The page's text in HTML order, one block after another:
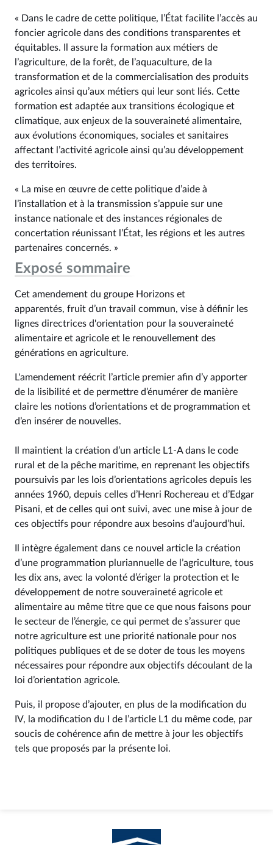
« Dans le cadre de cette politique, l’État facilite l’accès au
foncier agricole dans des conditions transparentes et
équitables. Il assure la formation aux métiers de
l’agriculture, de la forêt, de l’aquaculture, de la
transformation et de la commercialisation des produits
agricoles ainsi qu’aux métiers qui leur sont liés. Cette
formation est adaptée aux transitions écologique et
climatique, aux enjeux de la souveraineté alimentaire,
aux évolutions économiques, sociales et sanitaires
affectant l’activité agricole ainsi qu’au développement
des territoires.
« La mise en œuvre de cette politique d’aide à
l’installation et à la transmission s’appuie sur une
instance nationale et des instances régionales de
concertation réunissant l’État, les régions et les autres
partenaires concernés. »
Exposé sommaire
Cet amendement du groupe Horizons et
apparentés, fruit d’un travail commun, vise à définir les
lignes directrices d'orientation pour la souveraineté
alimentaire et agricole et le renouvellement des
générations en agriculture.
L'amendement réécrit l’article premier afin d’y apporter
de la lisibilité et de permettre d’énumérer de manière
claire les notions d’orientations et de programmation et
d’en insérer de nouvelles.
Il maintient la création d’un article L1-A dans le code
rural et de la pêche maritime, en reprenant les objectifs
poursuivis par les lois d’orientations agricoles depuis les
années 1960, depuis celles d’Henri Rochereau et d’Edgar
Pisani, et de celles qui ont suivi, avec une mise à jour de
ces objectifs pour répondre aux besoins d’aujourd’hui.
Il intègre également dans ce nouvel article la création
d’une programmation pluriannuelle de l’agriculture, tous
les dix ans, avec la volonté d’ériger la protection et le
développement de notre souveraineté agricole et
alimentaire au même titre que ce que nous faisons pour
le secteur de l’énergie, ce qui permet de s’assurer que
notre agriculture est une priorité nationale pour nos
politiques publiques et de se doter de tous les moyens
nécessaires pour répondre aux objectifs découlant de la
loi d’orientation agricole.
Puis, il propose d’ajouter, en plus de la modification du
IV, la modification du I de l’article L1 du même code, par
soucis de cohérence afin de mettre à jour les objectifs
tels que proposés par la présente loi.